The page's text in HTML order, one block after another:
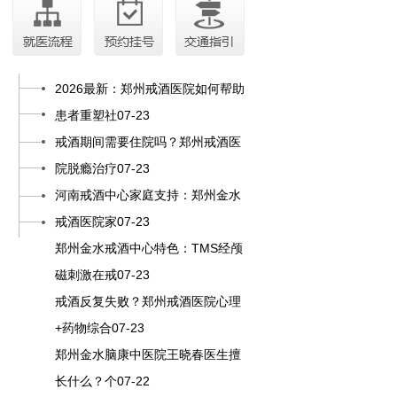
2026最新：郑州戒酒医院如何帮助
患者重塑社07-23
戒酒期间需要住院吗？郑州戒酒医
院脱瘾治疗07-23
河南戒酒中心家庭支持：郑州金水
戒酒医院家07-23
郑州金水戒酒中心特色：TMS经颅
磁刺激在戒07-23
戒酒反复失败？郑州戒酒医院心理
+药物综合07-23
郑州金水脑康中医院王晓春医生擅
长什么？个07-22